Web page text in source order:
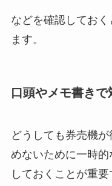
などを確認してお
ます。
口頭やメモ書きで
どうしても券売機
めないために一時
しておくことが重要